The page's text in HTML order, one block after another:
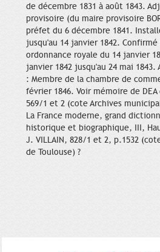
de décembre 1831 à août 1843.
provisoire (du maire provisoire
préfet du 6 décembre 1841.
jusqu'au 14 janvier 1842.
ordonnance royale du 14 janvier
janvier 1842 jusqu'au 24 mai
: Membre de la chambre de
février 1846. Voir mémoire de DEA
569/1 et 2 (cote Archives
La France moderne, grand
historique et biographique, III,
J. VILLAIN, 828/1 et 2, p.1532
de Toulouse) ?